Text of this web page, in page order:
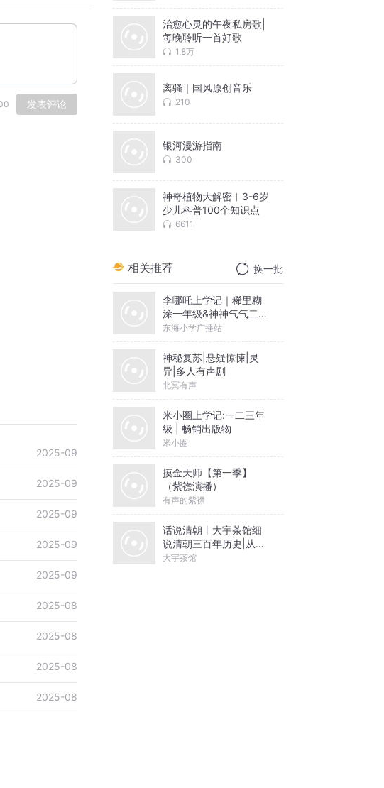
发表评论
2025-09
2025-09
2025-09
2025-09
2025-09
2025-08
2025-08
2025-08
2025-08
治愈心灵的午夜私房歌|
每晚聆听一首好歌
1.8万
离骚｜国风原创音乐
210
银河漫游指南
300
神奇植物大解密︱3-6岁
少儿科普100个知识点
6611
相关推荐 换一批
李哪吒上学记｜稀里糊
涂一年级&神神气气二年
级
东海小学广播站
神秘复苏|悬疑惊悚|灵
异|多人有声剧
北冥有声
米小圈上学记:一二三年
级 | 畅销出版物
米小圈
摸金天师【第一季】
（紫襟演播）
有声的紫襟
话说清朝丨大宇茶馆细
说清朝三百年历史|从努
尔哈赤到末代皇帝溥仪|
大宇茶馆